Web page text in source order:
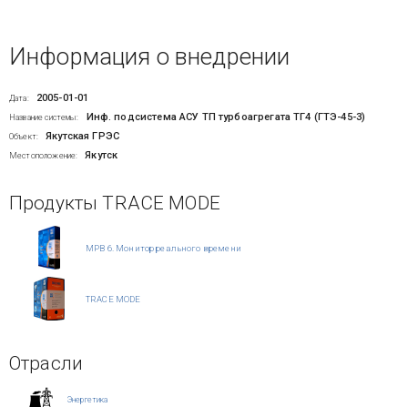
Информация о внедрении
Дата: 2005-01-01
Название системы: Инф. подсистема АСУ ТП турбоагрегата ТГ4 (ГТЭ-45-3)
Объект: Якутская ГРЭС
Местоположение: Якутск
Продукты TRACE MODE
МРВ 6. Монитор реального времени
TRACE MODE
Отрасли
Энергетика